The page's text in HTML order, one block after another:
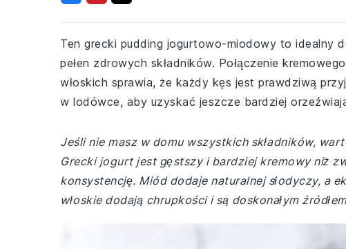
Ten grecki pudding jogurtowo-miodowy to idealny
pełen zdrowych składników. Połączenie
włoskich sprawia, że każdy kęs jest prawdziwą
w lodówce, aby uzyskać jeszcze bardziej
Jeśli nie masz w domu wszystkich składników,
Grecki jogurt jest gęstszy i bardziej kremowy niż
konsystencję. Miód dodaje naturalnej słodyczy, a
włoskie dodają chrupkości i są doskonałym